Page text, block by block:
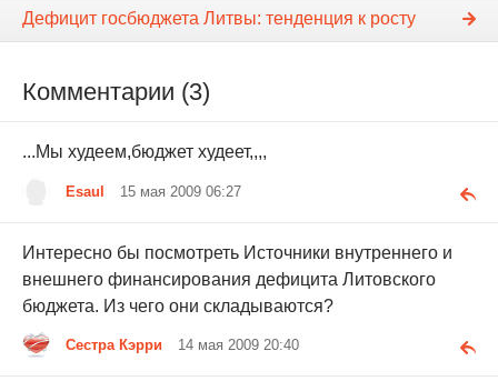
Дефицит госбюджета Литвы: тенденция к росту
Комментарии (3)
...Мы худеем,бюджет худеет,,,,
Esaul 15 мая 2009 06:27
Интересно бы посмотреть Источники внутреннего и
внешнего финансирования дефицита Литовского
бюджета. Из чего они складываются?
Сестра Кэрри 14 мая 2009 20:40